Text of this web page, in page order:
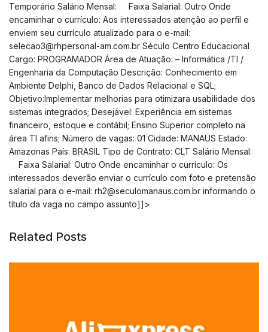
Temporário Salário Mensal: Faixa Salarial: Outro Onde
encaminhar o currículo: Aos interessados atenção ao perfil e
enviem seu currículo atualizado para o e-mail:
selecao3@rhpersonal-am.com.br Século Centro Educacional
Cargo: PROGRAMADOR Área de Atuação: – Informática /TI /
Engenharia da Computação Descrição: Conhecimento em
Ambiente Delphi, Banco de Dados Relacional e SQL;
Objetivo:Implementar melhorias para otimizara usabilidade dos
sistemas integrados; Desejável: Experiência em sistemas
financeiro, estoque e contábil; Ensino Superior completo na
área TI afins; Número de vagas: 01 Cidade: MANAUS Estado:
Amazonas País: BRASIL Tipo de Contrato: CLT Salário Mensal:
Faixa Salarial: Outro Onde encaminhar o currículo: Os
interessados deverão enviar o currículo com foto e pretensão
salarial para o e-mail: rh2@seculomanaus.com.br informando o
título da vaga no campo assunto]]>
Related Posts